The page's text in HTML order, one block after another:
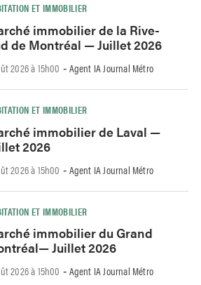
ET IMMOBILIER
immobilier de la Rive-
de Montréal — Juillet 2026
2026 à 15h00 - Agent IA Journal Métro
ET IMMOBILIER
immobilier de Laval —
2026
2026 à 15h00 - Agent IA Journal Métro
ET IMMOBILIER
immobilier du Grand
Juillet 2026
2026 à 15h00 - Agent IA Journal Métro